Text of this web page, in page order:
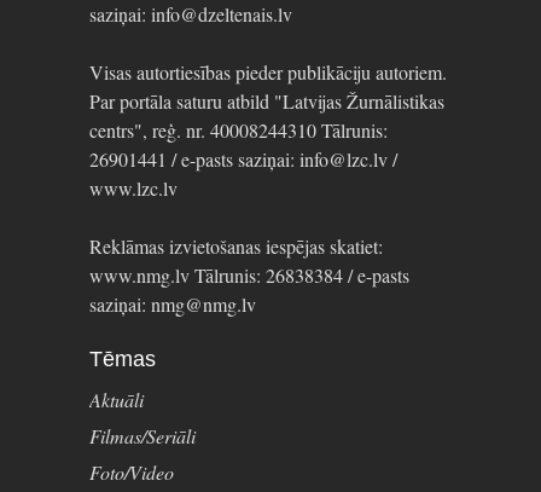
saziņai: info@dzeltenais.lv
Visas autortiesības pieder publikāciju autoriem.
Par portāla saturu atbild "Latvijas Žurnālistikas
centrs", reģ. nr. 40008244310 Tālrunis:
26901441 / e-pasts saziņai: info@lzc.lv /
www.lzc.lv
Reklāmas izvietošanas iespējas skatiet:
www.nmg.lv Tālrunis: 26838384 / e-pasts
saziņai: nmg@nmg.lv
Tēmas
Aktuāli
Filmas/Seriāli
Foto/Video